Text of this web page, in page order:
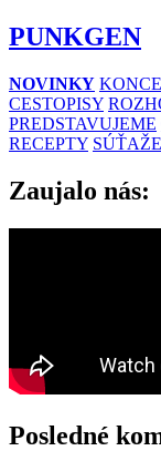
PUNKGEN
NOVINKY
CESTOPISY
PREDSTAVUJEME
RECEPTY SÚŤAŽE
Zaujalo nás:
Posledné